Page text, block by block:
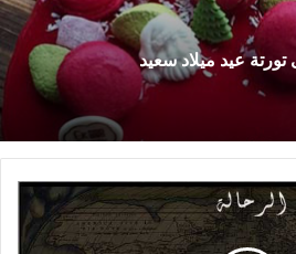
عيد ميلاد سعيد